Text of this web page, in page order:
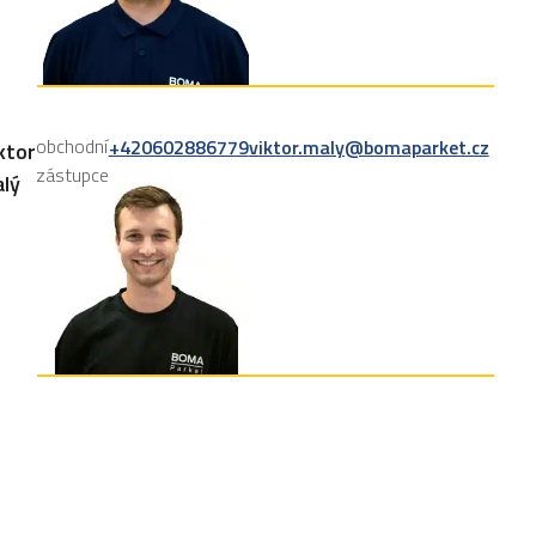
obchodní
zástupce
+420602886779viktor.maly@bomaparket.cz